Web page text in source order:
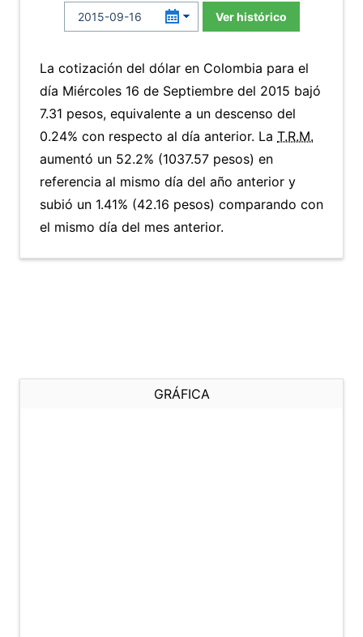
Ver histórico
La cotización del dólar en Colombia para el
día Miércoles 16 de Septiembre del 2015 bajó
7.31 pesos, equivalente a un descenso del
0.24% con respecto al día anterior. La T.R.M.
aumentó un 52.2% (1037.57 pesos) en
referencia al mismo día del año anterior y
subió un 1.41% (42.16 pesos) comparando con
el mismo día del mes anterior.
GRÁFICA